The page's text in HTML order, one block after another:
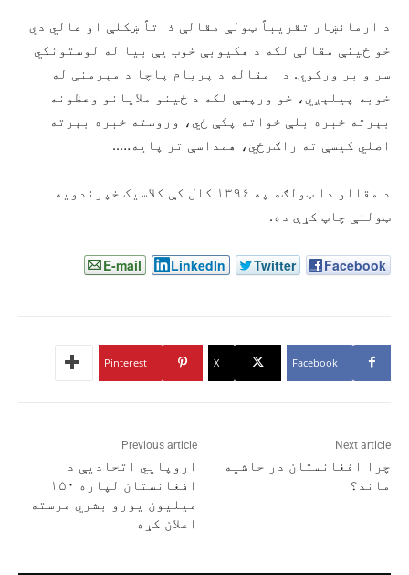
د ارمانښار تقریباً ټولې مقالې ذاتاً ښکلې او عالي دي
خو ځينې مقالې لکه د هکیوبې خوب يې بيا له لوستونکي
سر و بر ورکوي. دا مقاله د پریام پاچا د مېرمنې له
خوبه پیلېږي، خو ورپسې لکه د ځینو ملایانو وعظونه
بېرته خبره بلې خواته پکې ځي، وروسته خبره بېرته
اصلي کیسې ته راګرځي، همداسې تر پایه…..
د مقالو دا ټولګه په ۱۳۹۶ کال کې کلاسيک خپرندويه
ټولنې چاپ کړې ده.
Facebook
Twitter
LinkedIn
E-mail
Facebook
X
Pinterest
Previous article
اروپايي اتحادیې د
افغانستان لپاره ۱۵۰
میلیون یورو بشري مرسته
اعلان کړه
Next article
چرا افغانستان در حاشیه
ماند؟